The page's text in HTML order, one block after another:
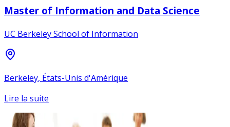
Master of Information and Data Science
UC Berkeley School of Information
Berkeley, États-Unis d'Amérique
Lire la suite